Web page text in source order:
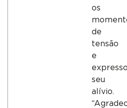
os
de
tensão
e
seu
alívio.